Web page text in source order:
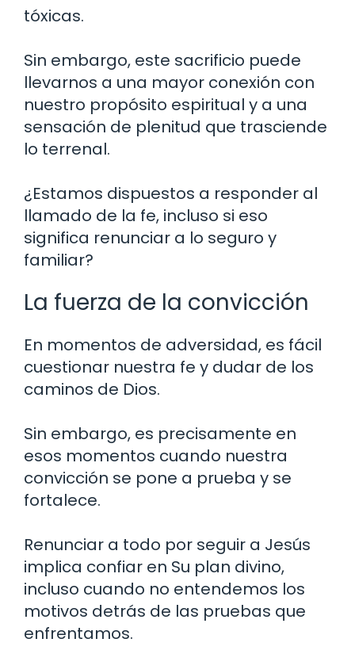
tóxicas.
Sin embargo, este sacrificio puede
llevarnos a una mayor conexión con
nuestro propósito espiritual y a una
sensación de plenitud que trasciende
lo terrenal.
¿Estamos dispuestos a responder al
llamado de la fe, incluso si eso
significa renunciar a lo seguro y
familiar?
La fuerza de la convicción
En momentos de adversidad, es fácil
cuestionar nuestra fe y dudar de los
caminos de Dios.
Sin embargo, es precisamente en
esos momentos cuando nuestra
convicción se pone a prueba y se
fortalece.
Renunciar a todo por seguir a Jesús
implica confiar en Su plan divino,
incluso cuando no entendemos los
motivos detrás de las pruebas que
enfrentamos.